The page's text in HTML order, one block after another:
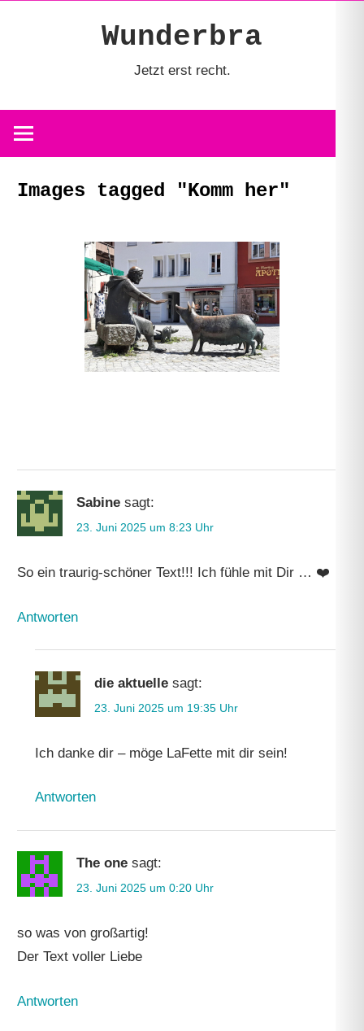
Wunderbra
Jetzt erst recht.
Images tagged "Komm her"
Sabine sagt:
23. Juni 2025 um 8:23 Uhr
So ein traurig-schöner Text!!! Ich fühle mit Dir … ❤️
Antworten
die aktuelle sagt:
23. Juni 2025 um 19:35 Uhr
Ich danke dir – möge LaFette mit dir sein!
Antworten
The one sagt:
23. Juni 2025 um 0:20 Uhr
so was von großartig!
Der Text voller Liebe
Antworten